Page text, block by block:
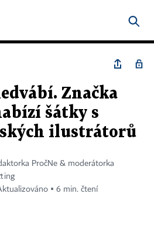
Značka
šátky s
ilustrátorů
PročNe & moderátorka
▪ 6 min. čtení